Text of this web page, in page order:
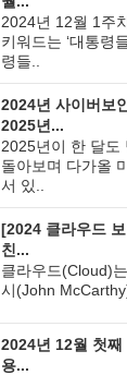
2024년 12월 1주
키워드는 ‘대통령
령들..
2024년 사이버보
2025년...
2025년이 한 달도
돌아보며 다가올
서 있..
[2024 클라우드
친...
클라우드(Cloud)
시(John
2024년 12월 첫째
용...